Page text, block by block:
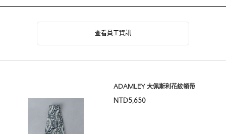
查看員工資訊
ADAMLEY 大佩斯利花紋領帶
NTD5,650